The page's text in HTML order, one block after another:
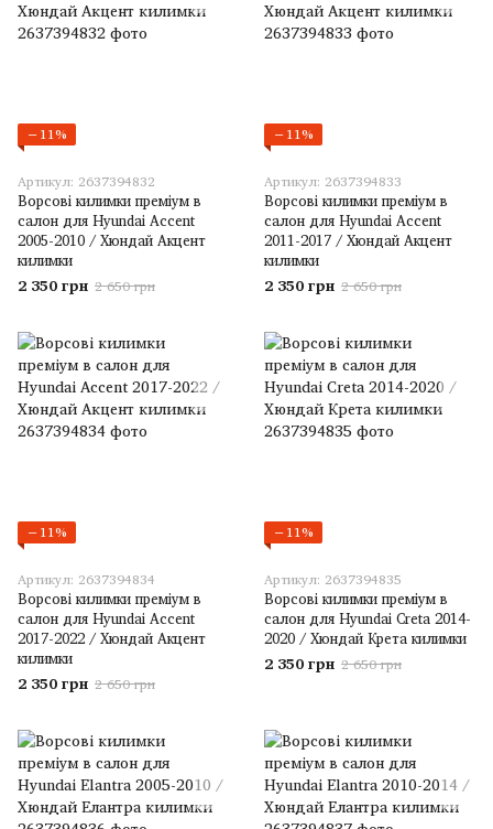
−11%
Артикул: 2637394832
Ворсові килимки преміум в
салон для Hyundai Accent
2005-2010 / Хюндай Акцент
килимки
2 350 грн 2 650 грн
−11%
Артикул: 2637394833
Ворсові килимки преміум в
салон для Hyundai Accent
2011-2017 / Хюндай Акцент
килимки
2 350 грн 2 650 грн
−11%
Артикул: 2637394834
Ворсові килимки преміум в
салон для Hyundai Accent
2017-2022 / Хюндай Акцент
килимки
2 350 грн 2 650 грн
−11%
Артикул: 2637394835
Ворсові килимки преміум в
салон для Hyundai Creta 2014-
2020 / Хюндай Крета килимки
2 350 грн 2 650 грн